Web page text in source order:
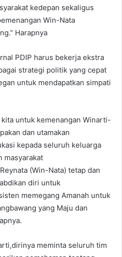
kedepan sekaligus
Win-Nata
Harapnya
PDIP harus bekerja ekstra
strategi politik yang cepat
untuk mendapatkan simpati
untuk kemenangan Winarti-
dan utamakan
kepada seluruh keluarga
masyarakat
(Win-Nata) tetap dan
diri untuk
memegang Amanah untuk
yang Maju dan
meminta seluruh tim